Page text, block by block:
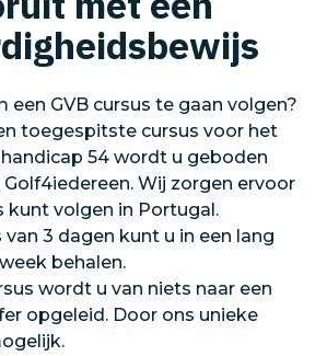
een GVB cursus te gaan volgen?
toegespitste cursus voor het
54 wordt u geboden
Wij zorgen ervoor
kunt volgen in Portugal.
3 dagen kunt u in een lang
behalen.
wordt u van niets naar een
opgeleid. Door ons unieke